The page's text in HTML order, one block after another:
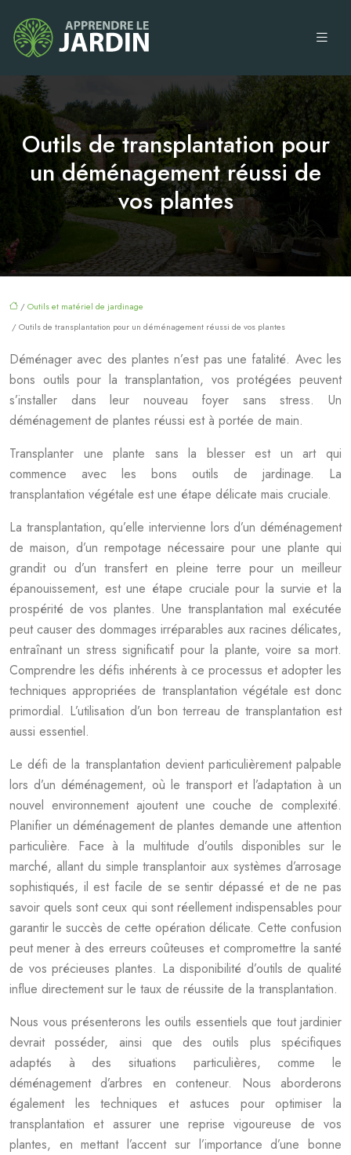
Outils de transplantation pour
un déménagement réussi de
vos plantes
/Outils et matériel de jardinage
/ Outils de transplantation pour un déménagement réussi de vos plantes
Déménager avec des plantes n’est pas une fatalité. Avec les
bons outils pour la transplantation, vos protégées peuvent
s’installer dans leur nouveau foyer sans stress. Un
déménagement de plantes réussi est à portée de main.
Transplanter une plante sans la blesser est un art qui
commence avec les bons outils de jardinage. La
transplantation végétale est une étape délicate mais cruciale.
La transplantation, qu’elle intervienne lors d’un déménagement
de maison, d’un rempotage nécessaire pour une plante qui
grandit ou d’un transfert en pleine terre pour un meilleur
épanouissement, est une étape cruciale pour la survie et la
prospérité de vos plantes. Une transplantation mal exécutée
peut causer des dommages irréparables aux racines délicates,
entraînant un stress significatif pour la plante, voire sa mort.
Comprendre les défis inhérents à ce processus et adopter les
techniques appropriées de transplantation végétale est donc
primordial. L’utilisation d’un bon terreau de transplantation est
aussi essentiel.
Le défi de la transplantation devient particulièrement palpable
lors d’un déménagement, où le transport et l’adaptation à un
nouvel environnement ajoutent une couche de complexité.
Planifier un déménagement de plantes demande une attention
particulière. Face à la multitude d’outils disponibles sur le
marché, allant du simple transplantoir aux systèmes d’arrosage
sophistiqués, il est facile de se sentir dépassé et de ne pas
savoir quels sont ceux qui sont réellement indispensables pour
garantir le succès de cette opération délicate. Cette confusion
peut mener à des erreurs coûteuses et compromettre la santé
de vos précieuses plantes. La disponibilité d’outils de qualité
influe directement sur le taux de réussite de la transplantation.
Nous vous présenterons les outils essentiels que tout jardinier
devrait posséder, ainsi que des outils plus spécifiques
adaptés à des situations particulières, comme le
déménagement d’arbres en conteneur. Nous aborderons
également les techniques et astuces pour optimiser la
transplantation et assurer une reprise vigoureuse de vos
plantes, en mettant l’accent sur l’importance d’une bonne